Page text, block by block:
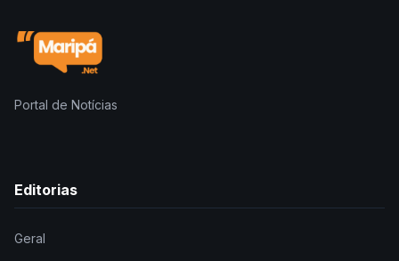
Portal de Notícias
Editorias
Geral